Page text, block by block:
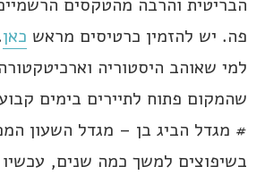
הבריטית והרבה מהטקסים
פה. יש להזמין כרטיסים מראש כאן
למי שאוהב היסטוריה
שהמקום פתוח לתיירים בימים
# מגדל הביג בן – מגדל השעון
בשיפוצים למשך כמה שנים, עכשיו